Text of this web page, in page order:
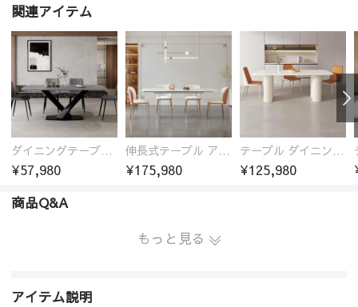
関連アイテム
ダイニングテーブル おしゃれ セラミック天板 大理石柄 食卓 4人用 4人 6人 140cm 160cm 180cm 耐久性 耐熱 食事テーブル
¥57,980
伸長式テーブル アクリル板 ダイニング セラミック おしゃれ リビング ダイニング 北欧 椅子 伸長式 バタフライテーブル
¥175,980
テーブル ダイニング セラミック おしゃれ リビング ダイニング 北欧 4-6人掛け 椅子 テーブル単品
¥125,980
商品Q&A
もっと見る
アイテム説明